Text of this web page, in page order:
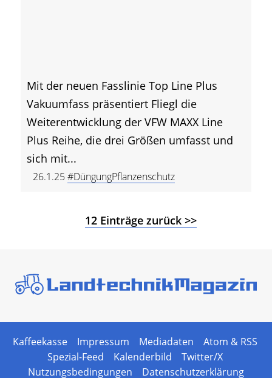
Mit der neuen Fasslinie Top Line Plus
Vakuumfass präsentiert Fliegl die
Weiterentwicklung der VFW MAXX Line
Plus Reihe, die drei Größen umfasst und
sich mit...
26.1.25#DüngungPflanzenschutz
12 Einträge zurück >>
Kaffeekasse Impressum Mediadaten
Atom & RSS
Spezial-Feed
Kalenderbild
Twitter/X
Nutzungsbedingungen
Datenschutzerklärung